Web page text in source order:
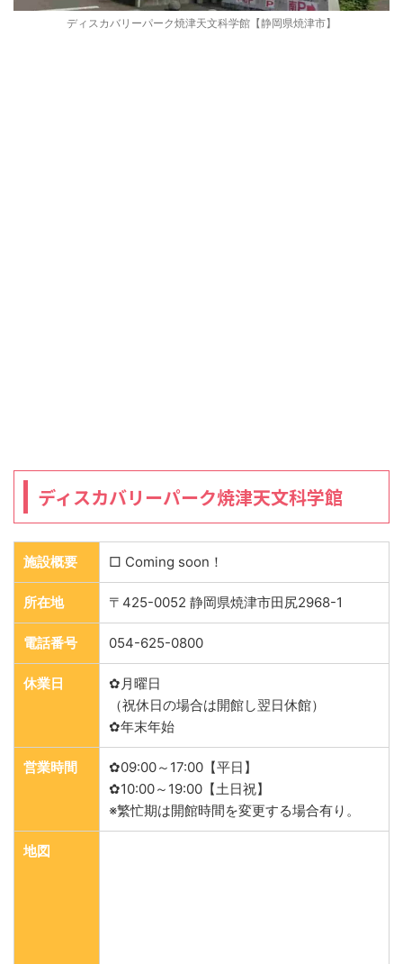
ディスカバリーパーク焼津天文科学館【静岡県焼津市】
ディスカバリーパーク焼津天文科学館
施設概要 □ Coming soon！
所在地 〒425-0052 静岡県焼津市田尻2968-1
電話番号 054-625-0800
休業日
✿月曜日
（祝休日の場合は開館し翌日休館）
✿年末年始
営業時間
✿09:00～17:00【平日】
✿10:00～19:00【土日祝】
※繁忙期は開館時間を変更する場合有り。
地図